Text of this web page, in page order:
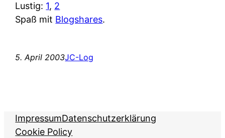
Lustig: 1, 2
Spaß mit Blogshares.
5. April 2003JC-Log
ImpressumDatenschutzerklärung
Cookie Policy